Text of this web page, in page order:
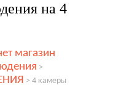
на 4
магазин
>
> 4 камеры